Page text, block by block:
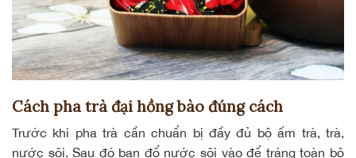
Cách pha trà đại hồng bào đúng cách
Trước khi pha trà cần chuẩn bị đầy đủ bộ ấm trà, trà,
nước sôi. Sau đó bạn đổ nước sôi vào để tráng toàn bộ